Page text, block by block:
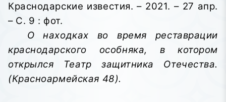
Краснодарские известия. – 2021. – 27 апр.
– С. 9 : фот.
О находках во время реставрации
краснодарского особняка, в котором
открылся Театр защитника Отечества.
(Красноармейская 48).